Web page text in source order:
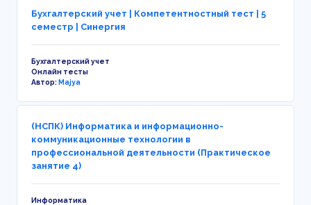
Бухгалтерский учет | Компетентностный тест | 5
семестр | Синергия
Бухгалтерский учет
Онлайн тесты
Автор:Majya
(НСПК) Информатика и информационно-
коммуникационные технологии в
профессиональной деятельности (Практическое
занятие 4)
Информатика